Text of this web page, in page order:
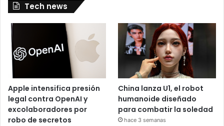
Tech news
Apple intensifica presión
legal contra OpenAI y
excolaboradores por
robo de secretos
China lanza U1, el robot
humanoide diseñado
para combatir la soledad
hace 3 semanas